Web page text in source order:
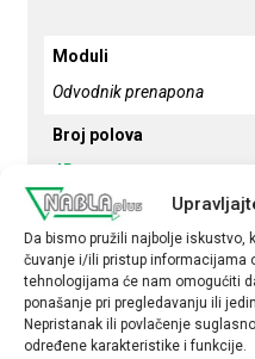
Da bismo pružili najbolje
čuvanje i/ili pristup informacijama
tehnologijama će nam omogućiti
ponašanje pri pregledavanju ili
Nepristanak ili povlačenje
određene karakteristike i funkcije.
Moduli
Odvodnik prenapona
Broj polova
4P
Prekidna moć - kA
20/40
Tip
2